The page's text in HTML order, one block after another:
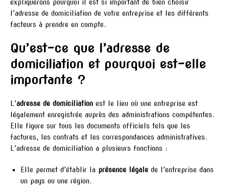
expliquerons pourquoi il est si important de bien choisir
l’adresse de domiciliation de votre entreprise et les différents
facteurs à prendre en compte.
Qu’est-ce que l’adresse de
domiciliation et pourquoi est-elle
importante ?
L’adresse de domiciliation est le lieu où une entreprise est
légalement enregistrée auprès des administrations compétentes.
Elle figure sur tous les documents officiels tels que les
factures, les contrats et les correspondances administratives.
L’adresse de domiciliation a plusieurs fonctions :
Elle permet d’établir la présence légale de l’entreprise dans
un pays ou une région.